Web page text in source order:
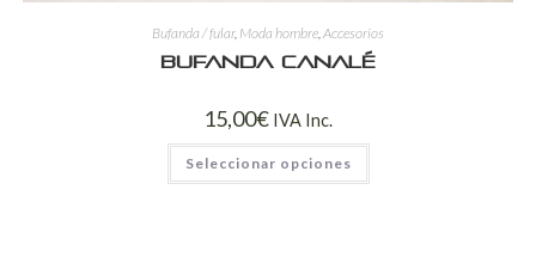
Bufanda / fular, Moda hombre,Accesorios
Bufanda canalé
15,00€ IVA Inc.
Seleccionar opciones